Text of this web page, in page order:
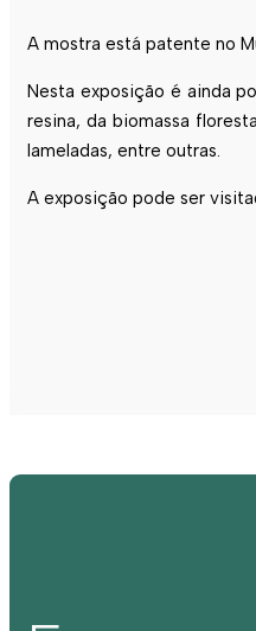
A mostra está patente no
Nesta exposição é ainda
resina, da biomassa
lameladas, entre outras.
A exposição pode ser